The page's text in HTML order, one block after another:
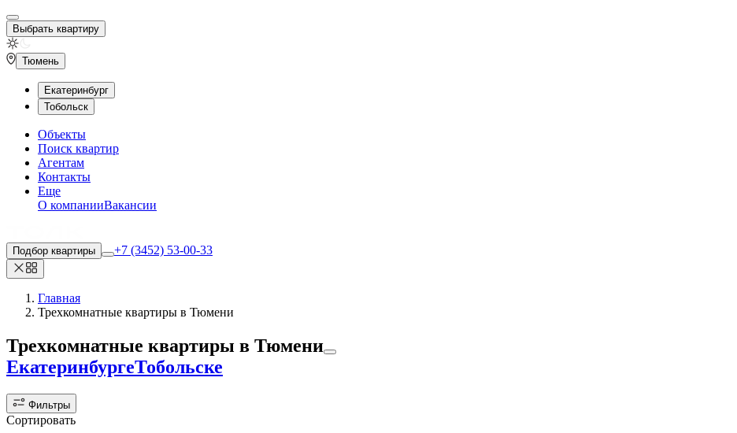
Выбрать квартиру
Тюмень
Екатеринбург
Тобольск
Объекты
Поиск квартир
Агентам
Контакты
Еще
О компанииВакансии
Подбор квартиры +7 (3452) 53-00-33
Главная
Трехкомнатные квартиры в Тюмени
Трехкомнатные квартиры в Тюмени
ЕкатеринбургеТобольске
Фильтры
Сортировать